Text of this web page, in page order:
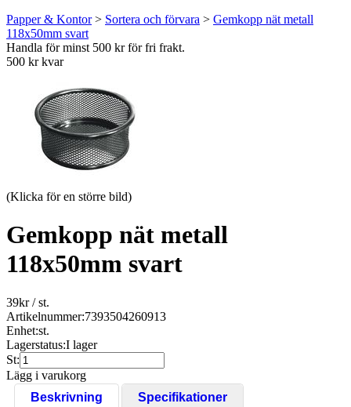
Papper & Kontor> Sortera och förvara > Gemkopp nät metall
118x50mm svart
Handla för minst 500 kr för fri frakt.
500 kr kvar
(Klicka för en större bild)
Gemkopp nät metall
118x50mm svart
39kr/ st.
Artikelnummer:7393504260913
Enhet:st.
Lagerstatus:I lager
St:
Lägg i varukorg
Beskrivning
Specifikationer